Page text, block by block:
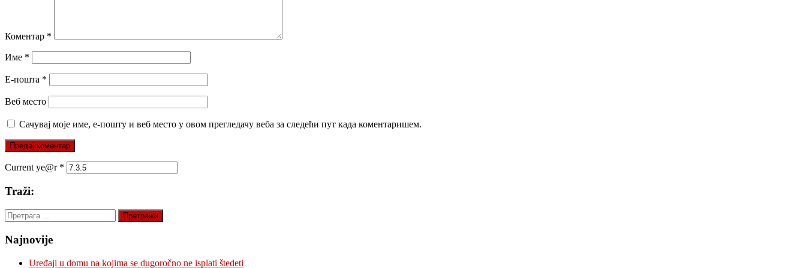
Коментар *
Име *
Е-пошта *
Веб место
Сачувај моје име, е-пошту и веб место у овом прегледачу веба за следећи пут када коментаришем.
Current ye@r *
Traži:
Претрага
за:
Najnovije
Uređaji u domu na kojima se dugoročno ne isplati štedeti